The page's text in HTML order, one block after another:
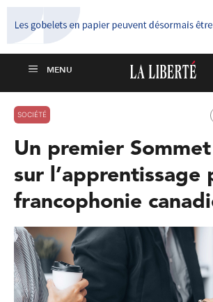
SOCIÉTÉ
Un premier
sur l’apprentissage
francophonie